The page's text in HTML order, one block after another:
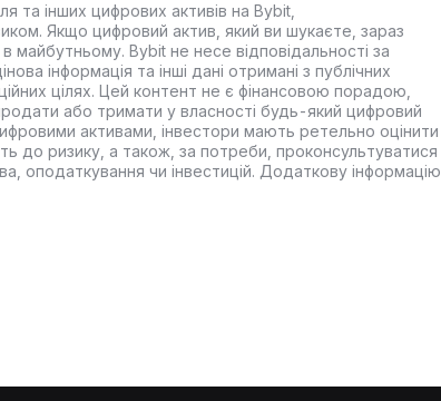
та інших цифрових активів на Bybit,
Якщо цифровий актив, який ви шукаєте, зараз
майбутньому. Bybit не несе відповідальності за
інформація та інші дані отримані з публічних
цілях. Цей контент не є фінансовою порадою,
або тримати у власності будь-який цифровий
активами, інвестори мають ретельно оцінити
до ризику, а також, за потреби, проконсультуватися
оподаткування чи інвестицій. Додаткову інформацію